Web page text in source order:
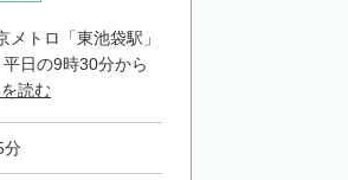
トロ「東池袋駅」
日の9時30分から
読む
分